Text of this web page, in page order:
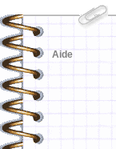
Aide